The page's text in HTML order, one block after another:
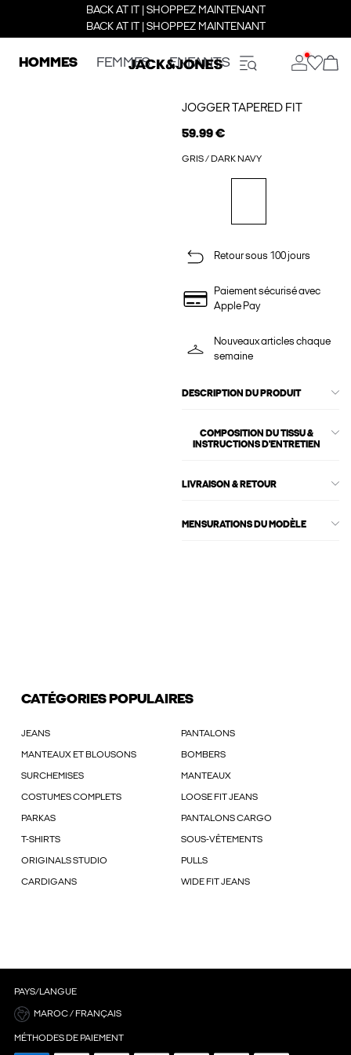
BACK AT IT | SHOPPEZ MAINTENANT
BACK AT IT | SHOPPEZ MAINTENANT
HOMMES FEMMES ENFANTS
JOGGER TAPERED FIT
59.99 €
GRIS / DARK NAVY
Retour sous 100 jours
Paiement sécurisé avec
Apple Pay
Nouveaux articles chaque
semaine
DESCRIPTION DU PRODUIT
COMPOSITION DU TISSU &
INSTRUCTIONS D'ENTRETIEN
LIVRAISON & RETOUR
MENSURATIONS DU MODÈLE
CATÉGORIES POPULAIRES
JEANS PANTALONS
MANTEAUX ET BLOUSONS BOMBERS
SURCHEMISES MANTEAUX
COSTUMES COMPLETS LOOSE FIT JEANS
PARKAS PANTALONS CARGO
T-SHIRTS SOUS-VÊTEMENTS
ORIGINALS STUDIO PULLS
CARDIGANS WIDE FIT JEANS
PAYS/LANGUE
MAROC / FRANÇAIS
MÉTHODES DE PAIEMENT